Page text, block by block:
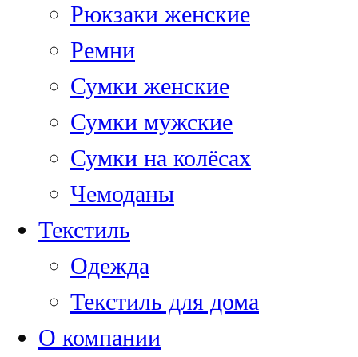
Рюкзаки женские
Ремни
Сумки женские
Сумки мужские
Сумки на колёсах
Чемоданы
Текстиль
Одежда
Текстиль для дома
О компании